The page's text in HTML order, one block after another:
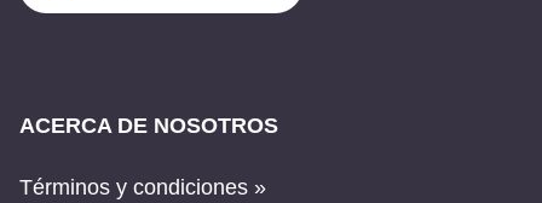
ACERCA DE NOSOTROS
Términos y condiciones »